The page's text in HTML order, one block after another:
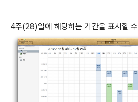
4주(28)일에 해당하는 기간을 표시할